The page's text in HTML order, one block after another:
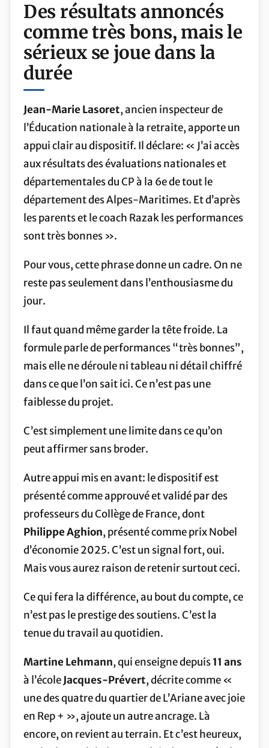
Des résultats annoncés
comme très bons, mais le
sérieux se joue dans la
durée
Jean-Marie Lasoret, ancien inspecteur de
l’Éducation nationale à la retraite, apporte un
appui clair au dispositif. Il déclare: « J’ai accès
aux résultats des évaluations nationales et
départementales du CP à la 6e de tout le
département des Alpes-Maritimes. Et d’après
les parents et le coach Razak les performances
sont très bonnes ».
Pour vous, cette phrase donne un cadre. On ne
reste pas seulement dans l’enthousiasme du
jour.
Il faut quand même garder la tête froide. La
formule parle de performances “très bonnes”,
mais elle ne déroule ni tableau ni détail chiffré
dans ce que l’on sait ici. Ce n’est pas une
faiblesse du projet.
C’est simplement une limite dans ce qu’on
peut affirmer sans broder.
Autre appui mis en avant: le dispositif est
présenté comme approuvé et validé par des
professeurs du Collège de France, dont
Philippe Aghion, présenté comme prix Nobel
d’économie 2025. C’est un signal fort, oui.
Mais vous aurez raison de retenir surtout ceci.
Ce qui fera la différence, au bout du compte, ce
n’est pas le prestige des soutiens. C’est la
tenue du travail au quotidien.
Martine Lehmann, qui enseigne depuis11 ans
à l’écoleJacques-Prévert, décrite comme «
une des quatre du quartier de L’Ariane avec joie
en Rep + », ajoute un autre ancrage. Là
encore, on revient au terrain. Et c’est heureux,